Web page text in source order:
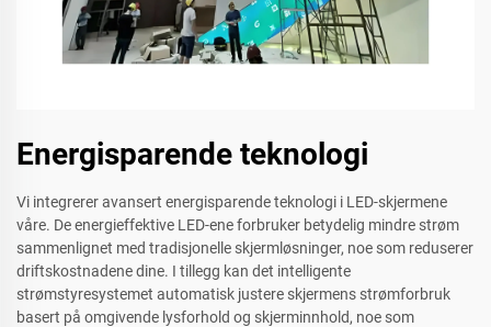
Energisparende teknologi
Vi integrerer avansert energisparende teknologi i LED-skjermene
våre. De energieffektive LED-ene forbruker betydelig mindre strøm
sammenlignet med tradisjonelle skjermløsninger, noe som reduserer
driftskostnadene dine. I tillegg kan det intelligente
strømstyresystemet automatisk justere skjermens strømforbruk
basert på omgivende lysforhold og skjerminnhold, noe som